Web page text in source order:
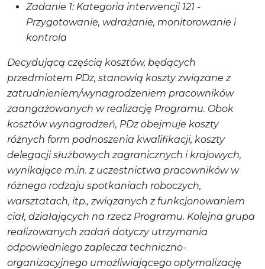
Zadanie 1: Kategoria interwencji 121 -
Przygotowanie, wdrażanie, monitorowanie i
kontrola
Decydującą częścią kosztów, będących
przedmiotem PDz, stanowią koszty związane z
zatrudnieniem/wynagrodzeniem pracowników
zaangażowanych w realizację Programu. Obok
kosztów wynagrodzeń, PDz obejmuje koszty
różnych form podnoszenia kwalifikacji, koszty
delegacji służbowych zagranicznych i krajowych,
wynikające m.in. z uczestnictwa pracowników w
różnego rodzaju spotkaniach roboczych,
warsztatach, itp., związanych z funkcjonowaniem
ciał, działających na rzecz Programu. Kolejna grupa
realizowanych zadań dotyczy utrzymania
odpowiedniego zaplecza techniczno-
organizacyjnego umożliwiającego optymalizację